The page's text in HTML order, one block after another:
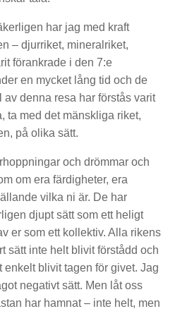
har jag med kraft
– djurriket, mineralriket,
förankrade i den 7:e
en mycket lång tid och de
av denna resa har förstås varit
ta med det mänskliga riket,
på olika sätt.
och drömmar och
om era färdigheter, era
vilka ni är. De har
djupt sätt som ett heligt
er som ett kollektiv. Alla rikens
sätt inte helt blivit förstådd och
enkelt blivit tagen för givet. Jag
negativt sätt. Men låt oss
har hamnat – inte helt, men